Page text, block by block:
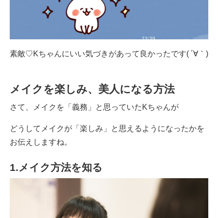
素敵♡Kちゃんにいい気づきがあって良かったです( ´∀｀)
メイクを楽しみ、美人になる方法
さて、メイクを「義務」と思っていたKちゃんが
どうしてメイクが「楽しみ」と思えるようになったかを
お伝えしますね。
1.メイク方法を知る